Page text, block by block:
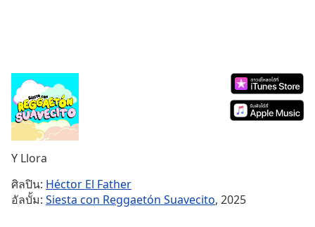
Mute
Current
Time0:00
Duration-:-
Loaded:
0.00%
Stream
TypeLIVE
Y Llora
ศิลปิน: Héctor El Father
อัลบั้ม: Siesta con Reggaetón Suavecito, 2025